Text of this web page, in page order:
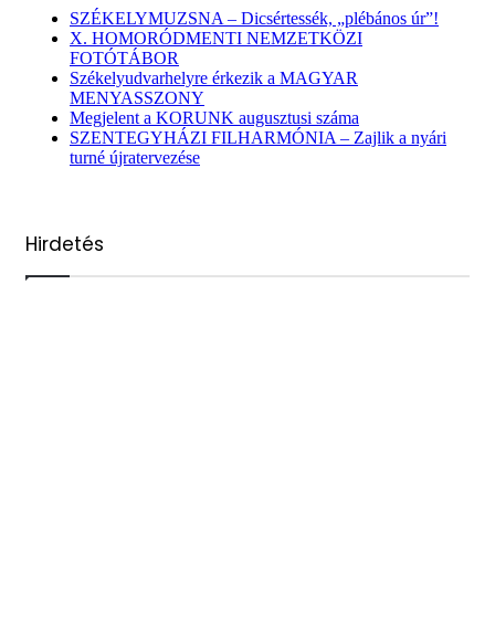
SZÉKELYMUZSNA – Dicsértessék, „plébános úr”!
X. HOMORÓDMENTI NEMZETKÖZI
FOTÓTÁBOR
Székelyudvarhelyre érkezik a MAGYAR
MENYASSZONY
Megjelent a KORUNK augusztusi száma
SZENTEGYHÁZI FILHARMÓNIA – Zajlik a nyári
turné újratervezése
Hirdetés